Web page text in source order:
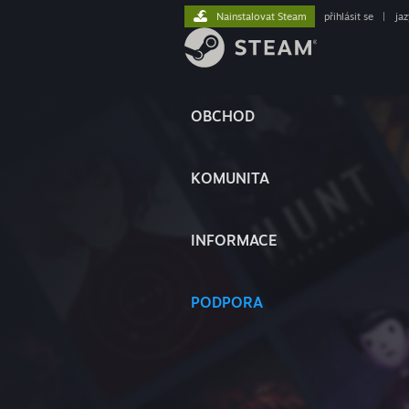
OBCHOD
KOMUNITA
INFORMACE
PODPORA
Nainstalovat Steam přihlásit se